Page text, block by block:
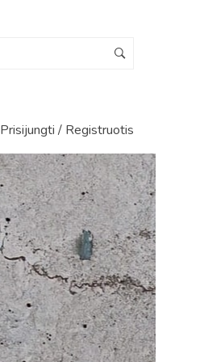
Prisijungti / Registruotis